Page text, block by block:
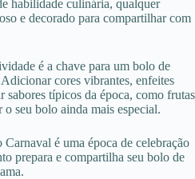
habilidade culinária, qualquer
e decorado para compartilhar com
é a chave para um bolo de
cores vibrantes, enfeites
sabores típicos da época, como frutas
seu bolo ainda mais especial.
é uma época de celebração
prepara e compartilha seu bolo de